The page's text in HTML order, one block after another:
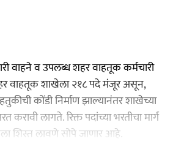
वाहने व उपलब्ध शहर वाहतूक कर्मचारी
वाहतूक शाखेला २१८ पदे मंजूर असून,
कोंडी निर्माण झाल्यानंतर शाखेच्या
करावी लागते. रिक्त पदांच्या भरतीचा मार्ग
शिस्त लावणे सोपे जाणार आहे.